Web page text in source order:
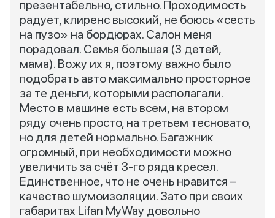
презентабельно, стильно. Проходимость
радует, клиренс высокий, не боюсь «сесть
на пузо» на бордюрах. Салон меня
порадовал. Семья большая (3 детей,
мама). Вожу их я, поэтому важно было
подобрать авто максимально просторное
за те деньги, которыми располагали.
Место в машине есть всем, на втором
ряду очень просто, на третьем тесновато,
но для детей нормально. Багажник
огромный, при необходимости можно
увеличить за счёт 3-го ряда кресел.
Единственное, что не очень нравится –
качество шумоизоляции. Зато при своих
габаритах Lifan MyWay довольно